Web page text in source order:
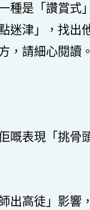
種是「讚賞式
迷津」，找出
，請細心閱讀。
嘅表現「挑骨
出高徒」影響